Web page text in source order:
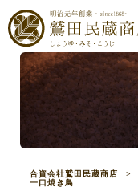
合資会社鷲田民蔵商店 >
一口焼き鳥